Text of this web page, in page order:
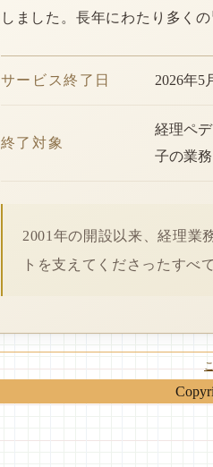
しました。長年にわたり多く
サービス終了日 2026年5
終了対象
経理ペ
子の業
2001年の開設以来、経理業
トを支えてくださったすべ